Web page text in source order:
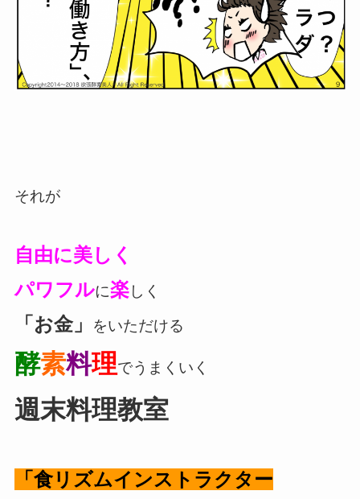
それが
自由に美しく
パワフルに楽しく
「お金」 をいただける
酵素料理でうまくいく
週末料理教室
「食リズムインストラクター